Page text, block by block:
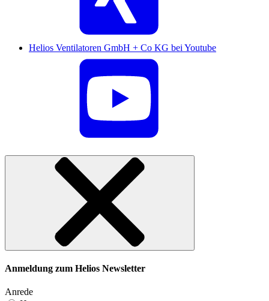
Helios Ventilatoren GmbH + Co KG bei Youtube
Anmeldung zum Helios Newsletter
Anrede